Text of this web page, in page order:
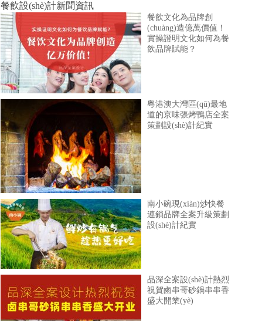
餐飲設(shè)計新聞資訊
餐飲文化為品牌創
(chuàng)造億萬價值！
實操證明文化如何為餐
飲品牌賦能？
粵港澳大灣區(qū)最地
道的京味張烤鴨店全案
策劃設(shè)計紀實
南小碗現(xiàn)炒快餐
連鎖品牌全案升級策劃
設(shè)計紀實
品深全案設(shè)計熱烈
祝賀鹵串哥砂鍋串串香
盛大開業(yè)